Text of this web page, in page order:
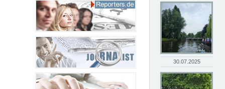
30.07.2025